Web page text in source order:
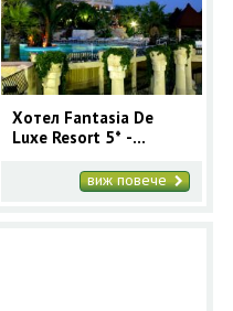
КОНТАКТИ
Запитване
Хотел Fantasia De
Luxe Resort 5* -
автобус 7 нощувки
Лято 2026
виж повече